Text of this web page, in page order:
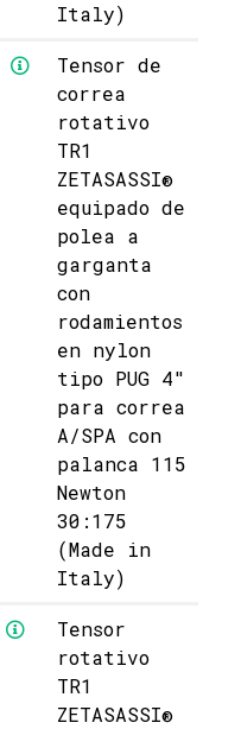
Italy)
Tensor de
correa
rotativo
TR1
ZETASASSI®
equipado de
polea a
garganta
con
rodamientos
en nylon
tipo PUG 4"
para correa
A/SPA con
palanca 115
Newton
30:175
(Made in
Italy)
Tensor
rotativo
TR1
ZETASASSI®